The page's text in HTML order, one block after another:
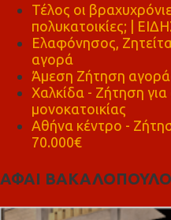
Τέλος οι
πολυκατοικίες; |
Ελαφόνησος,
αγορά
Άμεση Ζήτηση
Χαλκίδα - Ζήτηση
μονοκατοικίας
Αθήνα κέντρο -
70.000€
ΑΦΑΙ